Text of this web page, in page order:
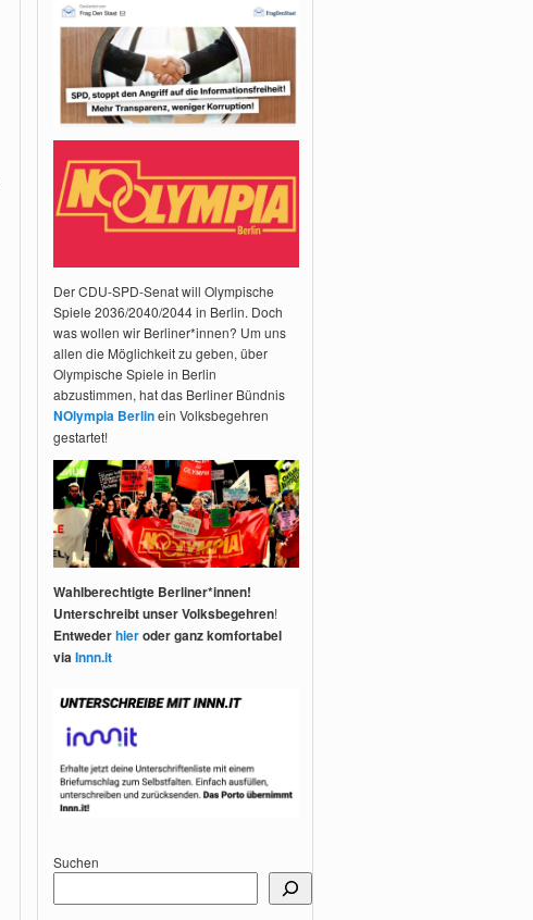
Der CDU-SPD-Senat will Olympische
Spiele 2036/2040/2044 in Berlin. Doch
was wollen wir Berliner*innen? Um uns
allen die Möglichkeit zu geben, über
Olympische Spiele in Berlin
abzustimmen, hat das Berliner Bündnis
NOlympia Berlinein Volksbegehren
gestartet!
Wahlberechtigte Berliner*innen!
Unterschreibt unser Volksbegehren!
Entwederhieroder ganz komfortabel
viaInnn.it
Suchen